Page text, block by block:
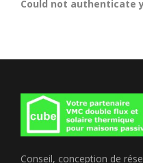
Could not authenticate
Conseil, conception de